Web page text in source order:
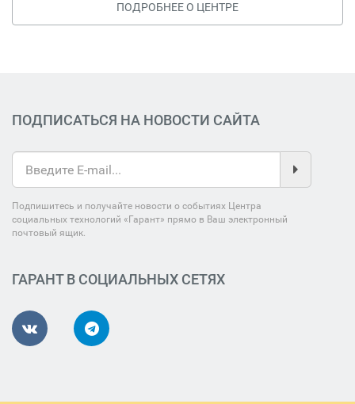
ПОДРОБНЕЕ О ЦЕНТРЕ
ПОДПИСАТЬСЯ НА НОВОСТИ САЙТА
Подпишитесь и получайте новости о событиях Центра
социальных технологий «Гарант» прямо в Ваш электронный
почтовый ящик.
ГАРАНТ В СОЦИАЛЬНЫХ СЕТЯХ